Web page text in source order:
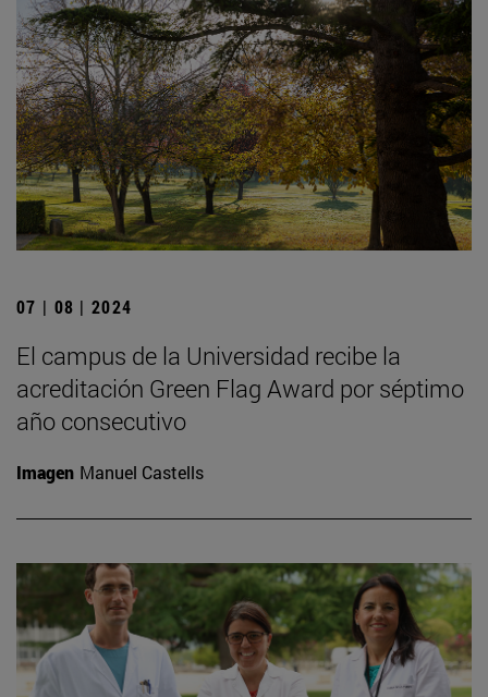
07 | 08 | 2024
El campus de la Universidad recibe la
acreditación Green Flag Award por séptimo
año consecutivo
Imagen Manuel Castells